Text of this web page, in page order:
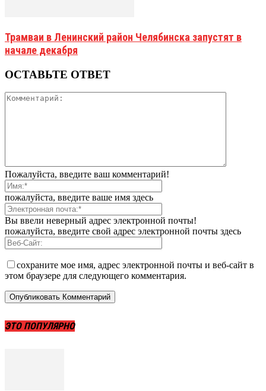
Трамваи в Ленинский район Челябинска запустят в
начале декабря
ОСТАВЬТЕ ОТВЕТ
Пожалуйста, введите ваш комментарий!
пожалуйста, введите ваше имя здесь
Вы ввели неверный адрес электронной почты!
пожалуйста, введите свой адрес электронной почты здесь
сохраните мое имя, адрес электронной почты и веб-сайт в
этом браузере для следующего комментария.
ЭТО ПОПУЛЯРНО